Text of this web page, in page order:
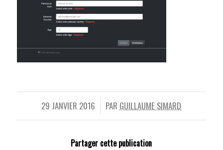
29 JANVIER 2016
/ PAR GUILLAUME SIMARD
Partager cette publication